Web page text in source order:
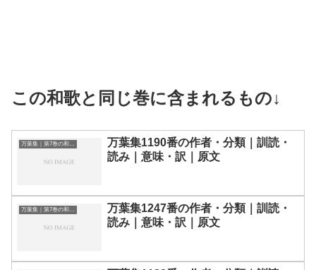
この和歌と同じ巻に含まれるもの↓
万葉集1190番の作者・分類｜訓読・
読み｜意味・訳｜原文
万葉集｜第7巻の和歌一覧
万葉集1247番の作者・分類｜訓読・
読み｜意味・訳｜原文